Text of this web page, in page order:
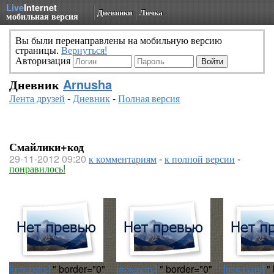
LiveInternet
мобильная версия Дневники Личка
Вы были перенаправлены на мобильную версию
страницы. Вернуться!
Авторизация
Дневник Arnusha
Лента друзей -Дневник-Полная версия
Смайлики+код
29-11-2012 09:20 к комментариям-к полной версии -
понравилось!
[показать] " border="0"
[показать] " border="0"
[показать] "